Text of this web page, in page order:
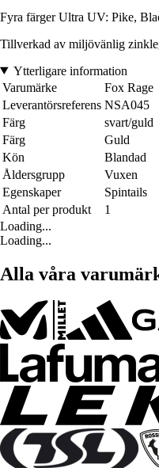
Fyra färger Ultra UV: Pike,
Tillverkad av miljövänlig
Ytterligare information
Varumärke
Fox Rage
Leverantörsreferens NSA045
Färg
svart/guld
Färg
Guld
Kön
Blandad
Åldersgrupp
Vuxen
Egenskaper
Spintails
Antal per produkt
1
Loading...
Loading...
Alla våra